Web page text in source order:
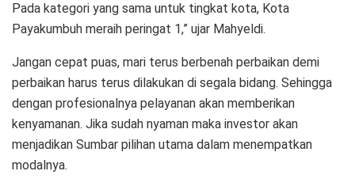
Pada kategori yang sama untuk tingkat kota, Kota
Payakumbuh meraih peringat 1,” ujar Mahyeldi.
Jangan cepat puas, mari terus berbenah perbaikan demi
perbaikan harus terus dilakukan di segala bidang. Sehingga
dengan profesionalnya pelayanan akan memberikan
kenyamanan. Jika sudah nyaman maka investor akan
menjadikan Sumbar pilihan utama dalam menempatkan
modalnya.